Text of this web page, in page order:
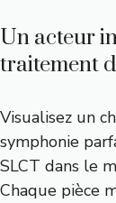
Un acteur
traitement
Visualisez un
symphonie
SLCT dans le
Chaque pièce